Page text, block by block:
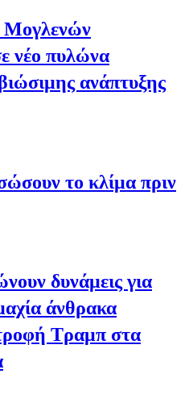
νέο πυλώνα
ανάπτυξης
το κλίμα πριν
δυνάμεις για
άνθρακα
Τραμπ στα